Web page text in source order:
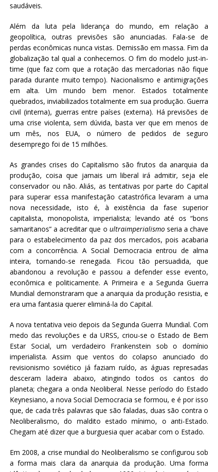
saudáveis.
Além da luta pela liderança do mundo, em relação a
geopolítica, outras previsões são anunciadas. Fala-se de
perdas econômicas nunca vistas. Demissão em massa. Fim da
globalização tal qual a conhecemos. O fim do modelo just-in-
time (que faz com que a rotação das mercadorias não fique
parada durante muito tempo). Nacionalismo e antimigrações
em alta. Um mundo bem menor. Estados totalmente
quebrados, inviabilizados totalmente em sua produção. Guerra
civil (interna), guerras entre países (externa). Há previsões de
uma crise violenta, sem dúvida, basta ver que em menos de
um mês, nos EUA, o número de pedidos de seguro
desemprego foi de 15 milhões.
As grandes crises do Capitalismo são frutos da anarquia da
produção, coisa que jamais um liberal irá admitir, seja ele
conservador ou não. Aliás, as tentativas por parte do Capital
para superar essa manifestação catastrófica levaram a uma
nova necessidade, isto é, à existência da fase superior
capitalista, monopolista, imperialista; levando até os “bons
samaritanos” a acreditar que o ultraimperialismoseria a chave
para o estabelecimento da paz dos mercados, pois acabaria
com a concorrência. A Social Democracia entrou de alma
inteira, tornando-se renegada. Ficou tão persuadida, que
abandonou a revolução e passou a defender esse evento,
econômica e politicamente. A Primeira e a Segunda Guerra
Mundial demonstraram que a anarquia da produção resistia, e
era uma fantasia querer eliminá-la do Capital.
A nova tentativa veio depois da Segunda Guerra Mundial. Com
medo das revoluções e da URSS, criou-se o Estado de Bem
Estar Social, um verdadeiro Frankenstein sob o domínio
imperialista. Assim que ventos do colapso anunciado do
revisionismo soviético já faziam ruído, as águas represadas
desceram ladeira abaixo, atingindo todos os cantos do
planeta; chegara a onda Neoliberal. Nesse período do Estado
Keynesiano, a nova Social Democracia se formou, e é por isso
que, de cada três palavras que são faladas, duas são contra o
Neoliberalismo, do maldito estado mínimo, o anti-Estado.
Chegam até dizer que a burguesia quer acabar com o Estado.
Em 2008, a crise mundial do Neoliberalismo se configurou sob
a forma mais clara da anarquia da produção. Uma forma